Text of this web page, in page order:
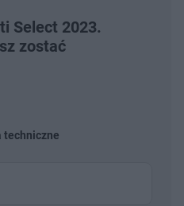
Select 2023.
zostać
techniczne